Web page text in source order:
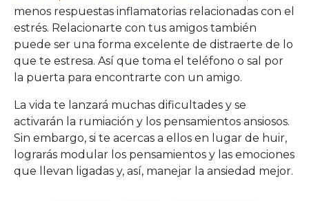
menos respuestas inflamatorias relacionadas con el
estrés. Relacionarte con tus amigos también
puede ser una forma excelente de distraerte de lo
que te estresa. Así que toma el teléfono o sal por
la puerta para encontrarte con un amigo.
La vida te lanzará muchas dificultades y se
activarán la rumiación y los pensamientos ansiosos.
Sin embargo, si te acercas a ellos en lugar de huir,
lograrás modular los pensamientos y las emociones
que llevan ligadas y, así, manejar la ansiedad mejor.